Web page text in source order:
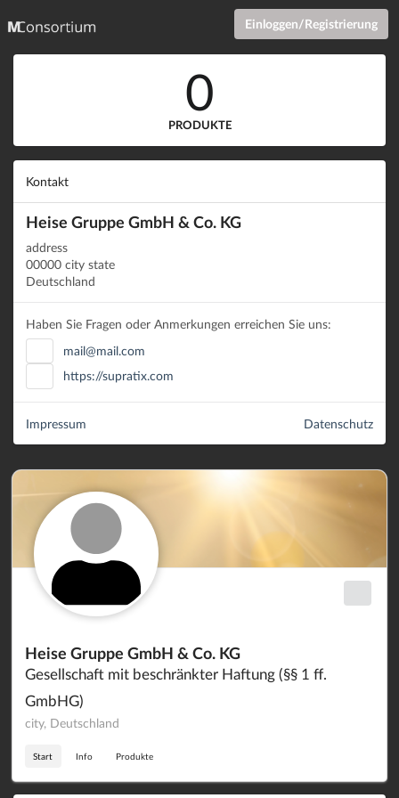
Einloggen/Registrierung
Heise Gruppe GmbH & Co. KG
Gesellschaft mit beschränkter Haftung (§§ 1 ff.
GmbHG)
city, Deutschland
Start Info Produkte
0
PRODUKTE
Kontakt
Heise Gruppe GmbH & Co. KG
address
00000 city state
Deutschland
Haben Sie Fragen oder Anmerkungen erreichen Sie uns:
mail@mail.com
https://supratix.com
Datenschutz
Impressum